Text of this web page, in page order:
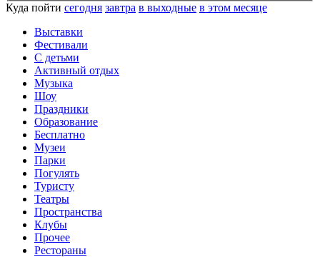
Куда пойти сегодня завтра в выходные в этом месяце
Выставки
Фестивали
С детьми
Активный отдых
Музыка
Шоу
Праздники
Образование
Бесплатно
Музеи
Парки
Погулять
Туристу
Театры
Пространства
Клубы
Прочее
Рестораны